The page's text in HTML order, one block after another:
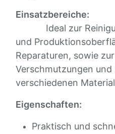
Einsatzbereiche:
Ideal zur
und
Reparaturen, sowie
Verschmutzungen
verschiedenen
Eigenschaften:
Praktisch und